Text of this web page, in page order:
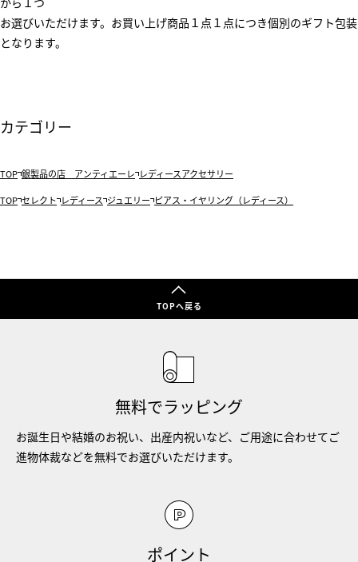
お選びいただけます。お買い上げ商品１点１点につき個別のギフト包装
となります。
カテゴリー
TOP 銀製品の店 アンティエーレ レディースアクセサリー
TOP セレクト レディース ジュエリー ピアス・イヤリング（レディース）
TOPへ戻る
無料でラッピング
お誕生日や結婚のお祝い、出産内祝いなど、ご用途に合わせてご
進物体裁などを無料でお選びいただけます。
ポイント